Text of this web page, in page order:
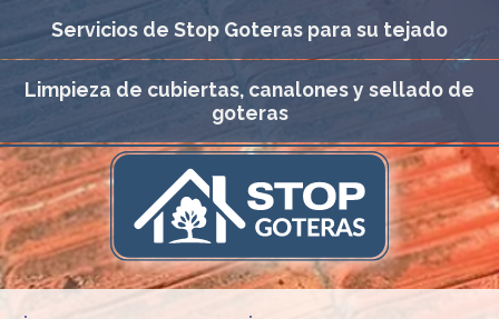
Servicios de Stop Goteras para su tejado
Limpieza de cubiertas, canalones y sellado de
goteras